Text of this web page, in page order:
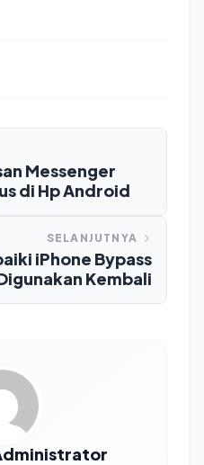
Messenger
di Hp Android
SELANJUTNYA
iPhone Bypass
Kembali